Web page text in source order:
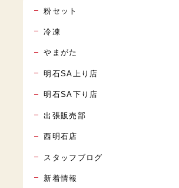
粉セット
冷凍
やまがた
明石SA上り店
明石SA下り店
出張販売部
西明石店
スタッフブログ
新着情報